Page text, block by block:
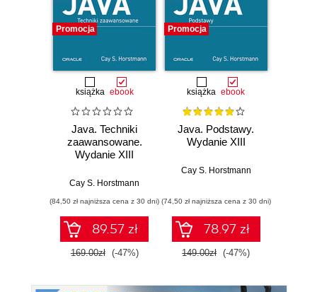
Promocja
książka ebook
Java. Techniki
zaawansowane.
Wydanie XIII
Cay S. Horstmann
(84,50 zł najniższa cena z 30 dni)
89.57 zł
169.00zł (-47%)
Promocja
książka ebook
Java. Podstawy.
Wydanie XIII
Cay S. Horstmann
(74,50 zł najniższa cena z 30 dni)
78.97 zł
149.00zł (-47%)